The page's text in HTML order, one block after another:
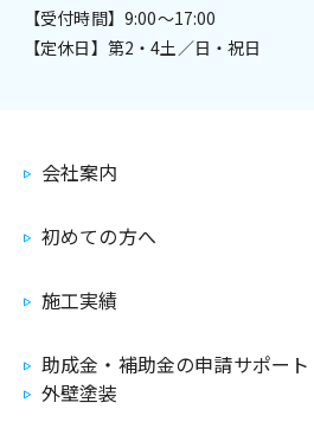
【受付時間】9:00～17:00
【定休日】第2・4土／日・祝日
会社案内
初めての方へ
施工実績
助成金・補助金の申請サポート
外壁塗装